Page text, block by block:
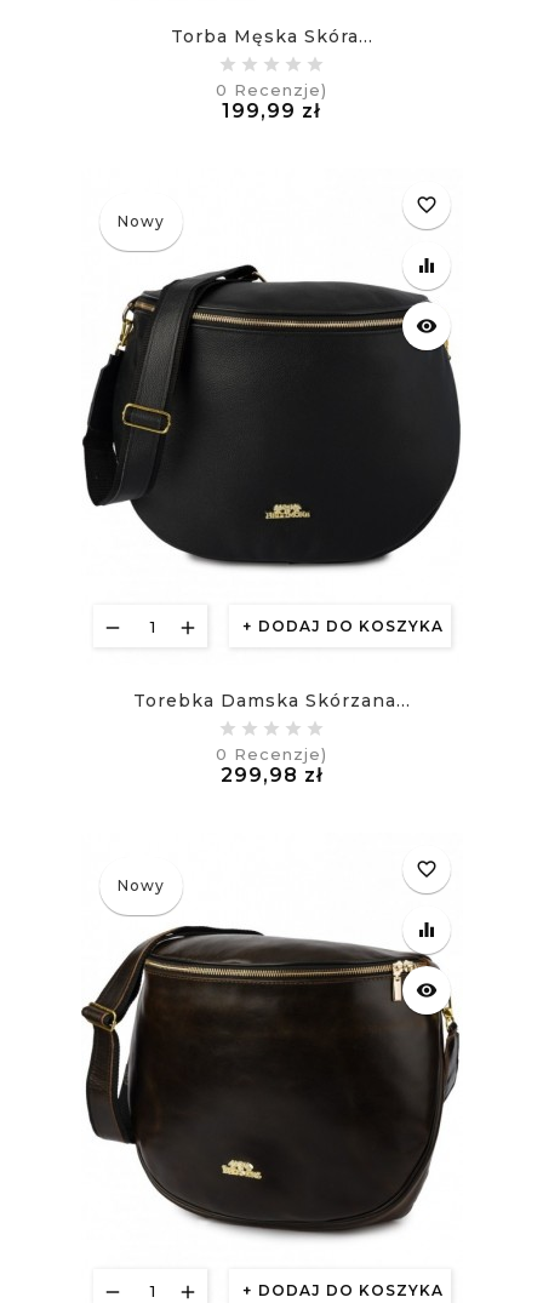
Torba Męska Skóra...
0 Recenzje)
199,99 zł
Nowy
DODAJ DO KOSZYKA
favorite_border
equalizer
visibility
Torebka Damska Skórzana...
0 Recenzje)
299,98 złCena
Nowy
DODAJ DO KOSZYKA
favorite_border
equalizer
visibility